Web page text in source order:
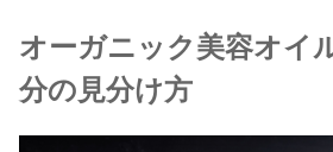
オーガニック美容オイ
分の見分け方